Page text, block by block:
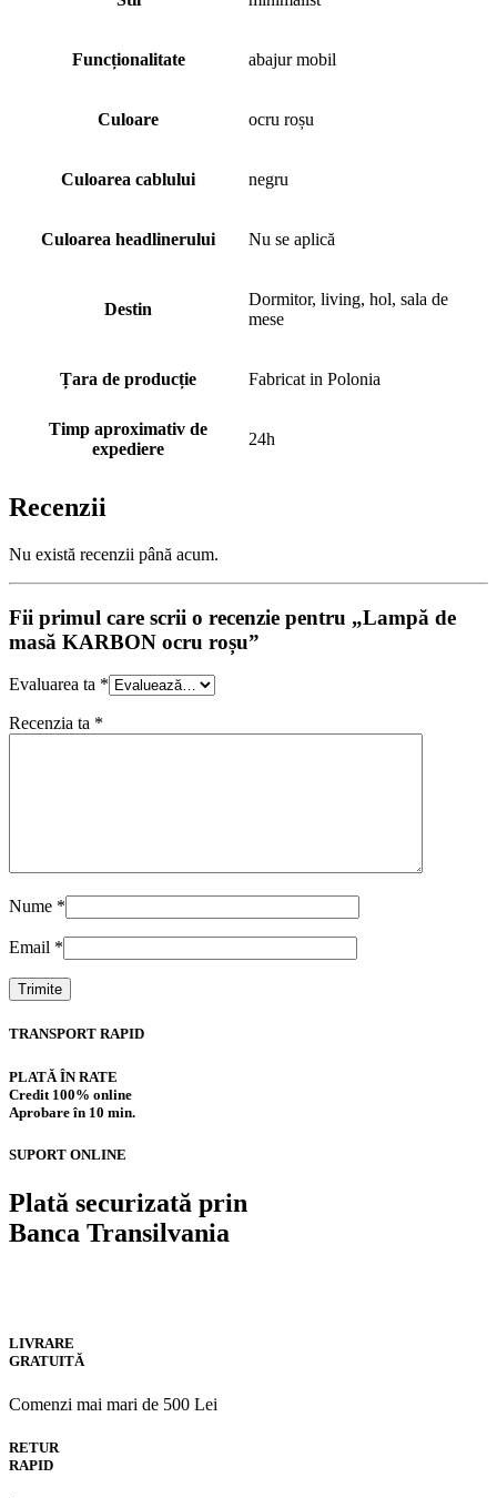
Funcționalitate abajur mobil
Culoare ocru roșu
Culoarea cablului negru
Culoarea headlinerului Nu se aplică
Destin
Dormitor, living, hol, sala de
mese
Țara de producție Fabricat in Polonia
Timp aproximativ de
expediere
24h
Recenzii
Nu există recenzii până acum.
Fii primul care scrii o recenzie pentru „Lampă de
masă KARBON ocru roșu”
Evaluarea ta *
Recenzia ta *
Nume *
Email *
TRANSPORT RAPID
PLATĂ ÎN RATE
Credit 100% online
Aprobare în 10 min.
SUPORT ONLINE
Plată securizată prin
Banca Transilvania
LIVRARE
GRATUITĂ
Comenzi mai mari de 500 Lei
RETUR
RAPID